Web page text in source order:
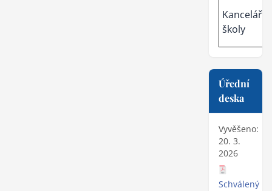
Kancelář
školy
Úřední
deska
Vyvěšeno:
20. 3.
2026
Schválený